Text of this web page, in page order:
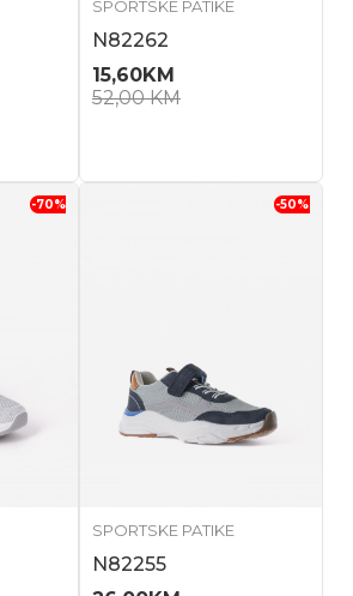
SPORTSKE PATIKE
N82262
15,60KM
52,00KM
-70% -50%
SPORTSKE PATIKE
N82255